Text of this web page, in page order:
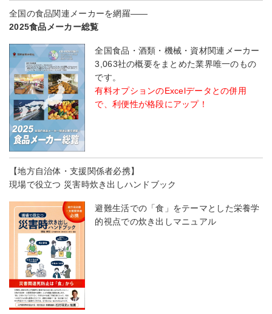
全国の食品関連メーカーを網羅――
2025食品メーカー総覧
全国食品・酒類・機械・資材関連メーカー
3,063社の概要をまとめた業界唯一のもの
です。
有料オプションのExcelデータとの併用
で、利便性が格段にアップ！
【地方自治体・支援関係者必携】
現場で役立つ 災害時炊き出しハンドブック
避難生活での「食」をテーマとした栄養学
的視点での炊き出しマニュアル